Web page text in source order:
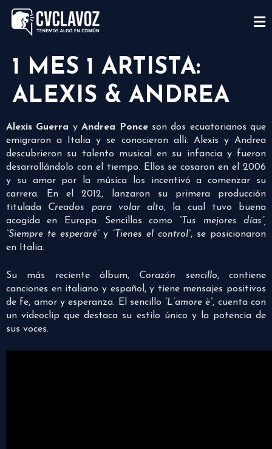
1 MES 1 ARTISTA:
ALEXIS & ANDREA
Alexis Guerra yAndrea Ponceson dos ecuatorianos que
emigraron a Italia y se conocieron allí. Alexis y Andrea
descubrieron su talento musical en su infancia y fueron
desarrollándolo con el tiempo. Ellos se casaron en el 2006
y su amor por la música los incentivó a comenzar su
carrera. En el 2012, lanzaron su primera producción
titulada Creados para volar alto, la cual tuvo buena
acogida en Europa. Sencillos como “Tus mejores días”,
“Siempre te esperaré” y “Tienes el control”, se posicionaron
en Italia.
Su más reciente álbum, Corazón sencillo, contiene
canciones en italiano y español, y tiene mensajes positivos
de fe, amor y esperanza. El sencillo “L’amore è”, cuenta con
un videoclip que destaca su estilo único y la potencia de
sus voces.